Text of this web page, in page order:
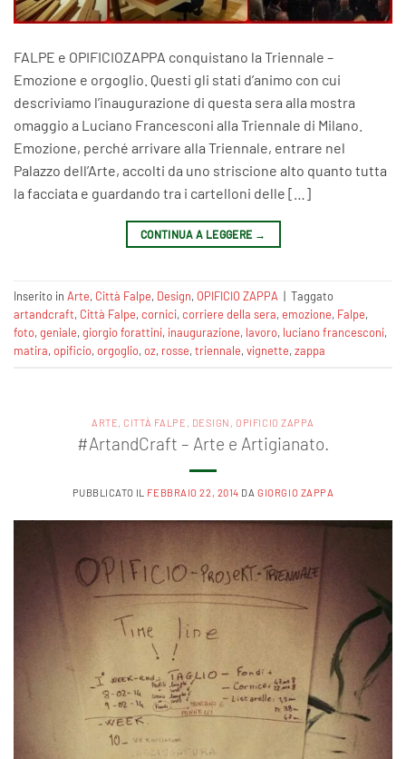
FALPE e OPIFICIOZAPPA conquistano la Triennale –
Emozione e orgoglio. Questi gli stati d’animo con cui
descriviamo l’inaugurazione di questa sera alla mostra
omaggio a Luciano Francesconi alla Triennale di Milano.
Emozione, perché arrivare alla Triennale, entrare nel
Palazzo dell’Arte, accolti da uno striscione alto quanto tutta
la facciata e guardando tra i cartelloni delle […]
CONTINUA A LEGGERE →
Inserito in Arte, Città Falpe, Design, OPIFICIO ZAPPA | Taggato
artandcraft, Città Falpe,cornici,corriere della sera,emozione, Falpe,
foto,geniale,giorgio forattini, inaugurazione, lavoro, luciano francesconi,
matira,opificio,orgoglio,oz, rosse,triennale,vignette,zappa
ARTE, CITTÀ FALPE , DESIGN , OPIFICIO ZAPPA
#ArtandCraft – Arte e Artigianato.
PUBBLICATO IL FEBBRAIO 22, 2014 DAGIORGIO ZAPPA